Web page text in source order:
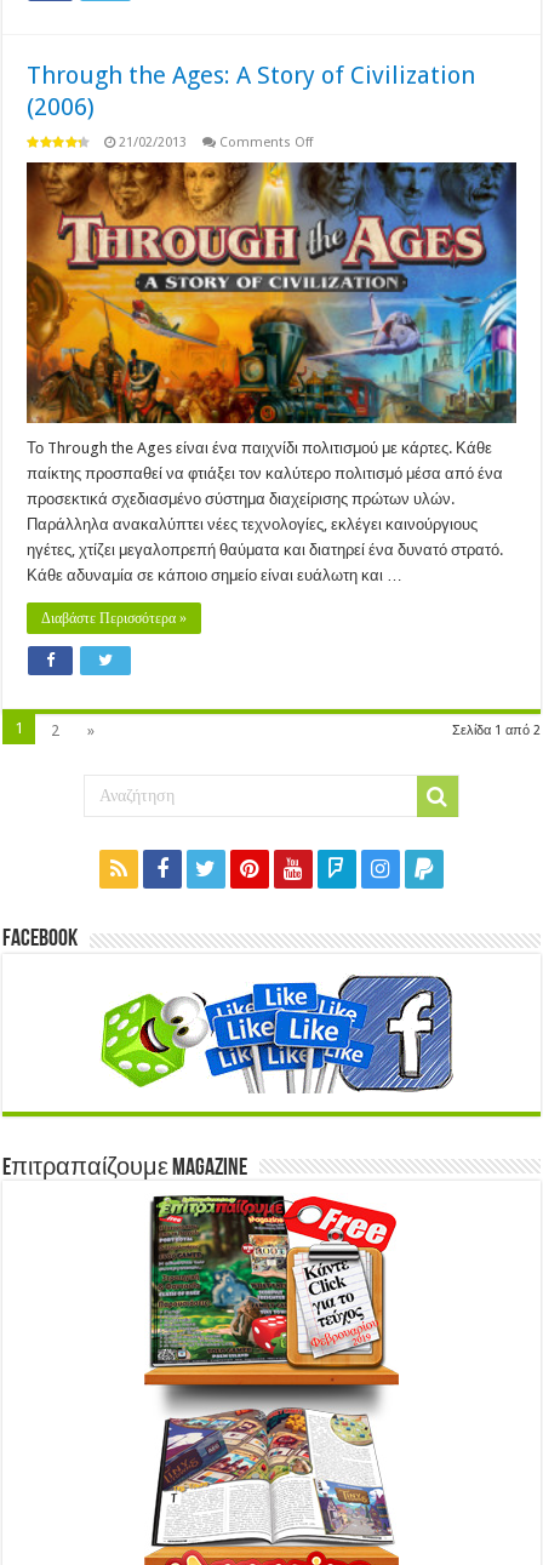
Through the Ages: A Story of Civilization
(2006)
21/02/2013 Comments Offon
the
Ages:
A
Story
of
Civilization
(2006)
Το Through the Ages είναι ένα παιχνίδι πολιτισμού με κάρτες. Κάθε
παίκτης προσπαθεί να φτιάξει τον καλύτερο πολιτισμό μέσα από ένα
προσεκτικά σχεδιασμένο σύστημα διαχείρισης πρώτων υλών.
Παράλληλα ανακαλύπτει νέες τεχνολογίες, εκλέγει καινούργιους
ηγέτες, χτίζει μεγαλοπρεπή θαύματα και διατηρεί ένα δυνατό στρατό.
Κάθε αδυναμία σε κάποιο σημείο είναι ευάλωτη και …
Διαβάστε Περισσότερα »
Σελίδα 1 από 2
1 2 »
Facebook
Eπιτραπαίζουμε Magazine